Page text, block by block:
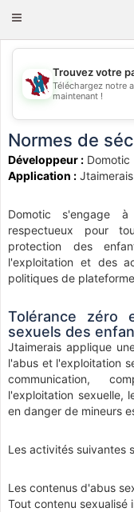
Toggle
💖
Trouvez votre
Téléchargez notre
maintenant !
Normes de
Développeur : Domotic
Application : Jtaimerais
Domotic s'engage
respectueux pour
protection des
l'exploitation et des
politiques de
Tolérance zéro
sexuels des
Jtaimerais applique
l'abus et l'exploitation
communication,
l'exploitation sexuelle,
en danger de mineurs
Les activités suivantes
Les contenus d'abus
Tout contenu sexualisé